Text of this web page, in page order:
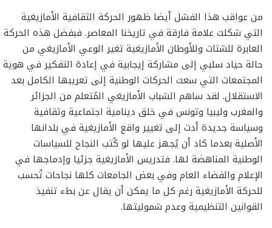
من عواقب هذا الفشل أيضا ظهور الحركة الثقافية الأمازيغية
التي شكلت علامة فارقة في تاريخنا المعاصر. فبفضل هذه الحركة
العابرة للشتات وللأوطان الأمازيغية تغير الوعي الأمازيغي من
حالة حياد سلبي إلى مشاركة إيجابية في إعادة التفكير في هوية
المجتمعات التي سعت الحركات الوطنية إلى تعريبها الكامل بعد
الاستقلال. لقد ساهم الشباب الأمازيغي المُتعلم من الجزائر
والمغرب وليبيا وتونس في خلق دينامية اجتماعية وثقافية
وسياسة جديدة أدت إلى تغيير واقع الأمازيغية في بلدانها
الأصلية بعدما كاد أن يُجهز عليها لو كُتب النجاح للسياسات
الوطنية المناهضة لها. فتدريس الأمازيغية جزئيا وإدماجها في
الإعلام والفضاء العام وفي بعض الجامعات كلها نجاحات تُحسب
للحركة الأمازيغية رغم كل ما يمكن أن يقال عن بطء تنفيذ
القوانين التنظيمية وعدم شموليتها.